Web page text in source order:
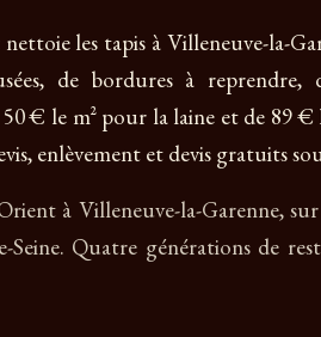
les tapis à Villeneuve-la-
de bordures à
€ le m² pour la laine et de 89 €
enlèvement et devis gratuits
à Villeneuve-la-Garenne,
Seine. Quatre générations de